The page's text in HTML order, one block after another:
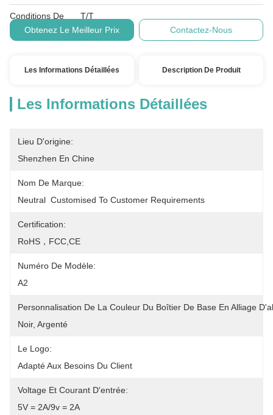
Conditions De
Paiement:
T/T
Obtenez Le Meilleur Prix
Contactez-Nous
Les Informations Détaillées Description De Produit
Les Informations Détaillées
Lieu D'origine:
Shenzhen En Chine
Nom De Marque:
Neutral  Customised To Customer Requirements
Certification:
RoHS，FCC,CE
Numéro De Modèle:
A2
Personnalisation De La Couleur Du Boîtier De Base En Alliage
Noir, Argenté
Le Logo:
Adapté Aux Besoins Du Client
Voltage Et Courant D'entrée:
5V = 2A/9v = 2A